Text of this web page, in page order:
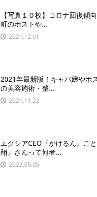
【写真１０枚】コロナ回復傾
町のホストや...
2021.12.01
2021年最新版！キャバ嬢やホ
の美容施術・整...
2021.11.22
エクシアCEO『かけるん』こ
翔』さんって何者...
2022.05.05